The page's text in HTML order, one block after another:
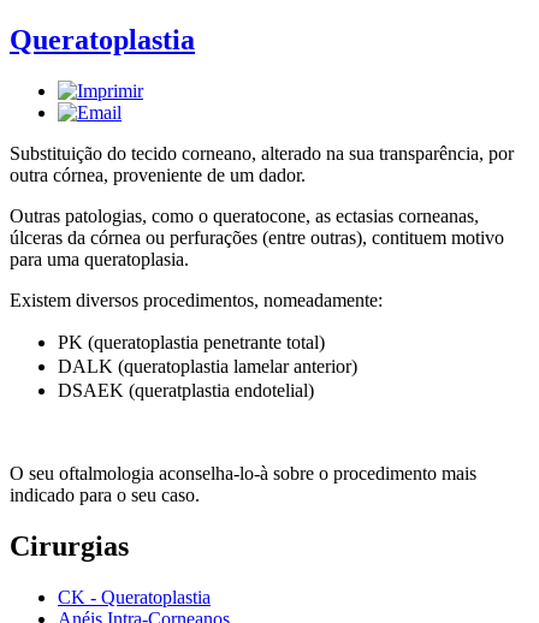
Queratoplastia
Substituição do tecido corneano, alterado na sua transparência, por
outra córnea, proveniente de um dador.
Outras patologias, como o queratocone, as ectasias corneanas,
úlceras da córnea ou perfurações (entre outras), contituem motivo
para uma queratoplasia.
Existem diversos procedimentos, nomeadamente:
PK (queratoplastia penetrante total)
DALK (queratoplastia lamelar anterior)
DSAEK (queratplastia endotelial)
O seu oftalmologia aconselha-lo-à sobre o procedimento mais
indicado para o seu caso.
Cirurgias
CK - Queratoplastia
Anéis Intra-Corneanos